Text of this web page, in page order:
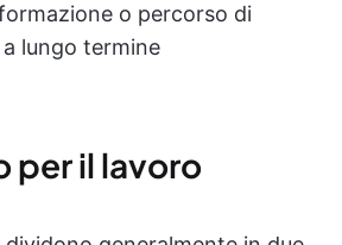
o percorso di
lungo termine
per il lavoro